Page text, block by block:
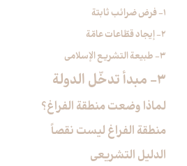
1- فرض ضرائب ثابتة
2- إيجاد قطّاعات عامّة
3- طبيعة التشريع الإسلامي
3- مبدأ تدخّل الدولة
لماذا وضعت منطقة الفراغ؟
منطقة الفراغ ليست نقصاً
الدليل التشريعي